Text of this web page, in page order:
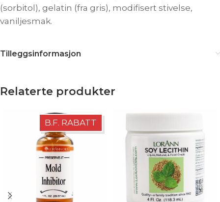
(sorbitol), gelatin (fra gris), modifisert stivelse,
vaniljesmak.
Tilleggsinformasjon
Relaterte produkter
B.F. RABATT